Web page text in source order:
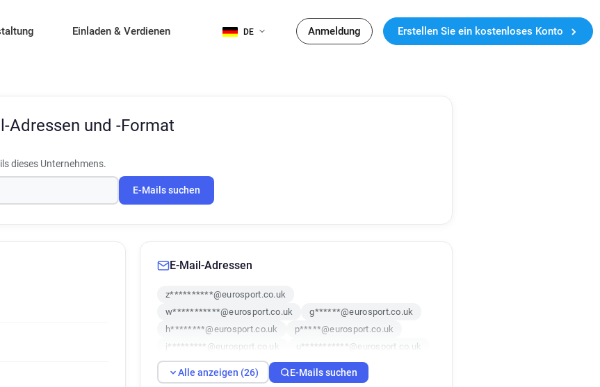
Einladen & Verdienen DE Anmeldung Erstellen Sie ein kostenloses Konto
Adressen und -Format
dieses Unternehmens.
E-Mails suchen
E-Mail-Adressen
z**********@eurosport.co.uk
w***********@eurosport.co.uk
g******@eurosport.co.uk
h********@eurosport.co.uk
p*****@eurosport.co.uk
j*********@eurosport.co.uk
u***********@eurosport.co.uk
d***********@eurosport.co.uk
z************@eurosport.co.uk
Alle anzeigen (26) E-Mails suchen